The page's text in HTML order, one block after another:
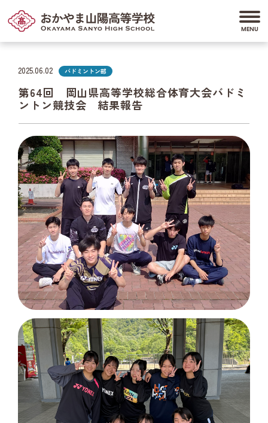
2025.06.02 バドミントン部
第64回 岡山県高等学校総合体育大会バドミ
ントン競技会 結果報告